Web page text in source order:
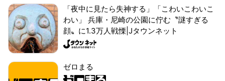
「夜中に見たら失神する」「こわいこわいこ
わい」 兵庫・尼崎の公園に佇む〝謎すぎる
顔〟に1.3万人戦慄|Jタウンネット
ゼロまる